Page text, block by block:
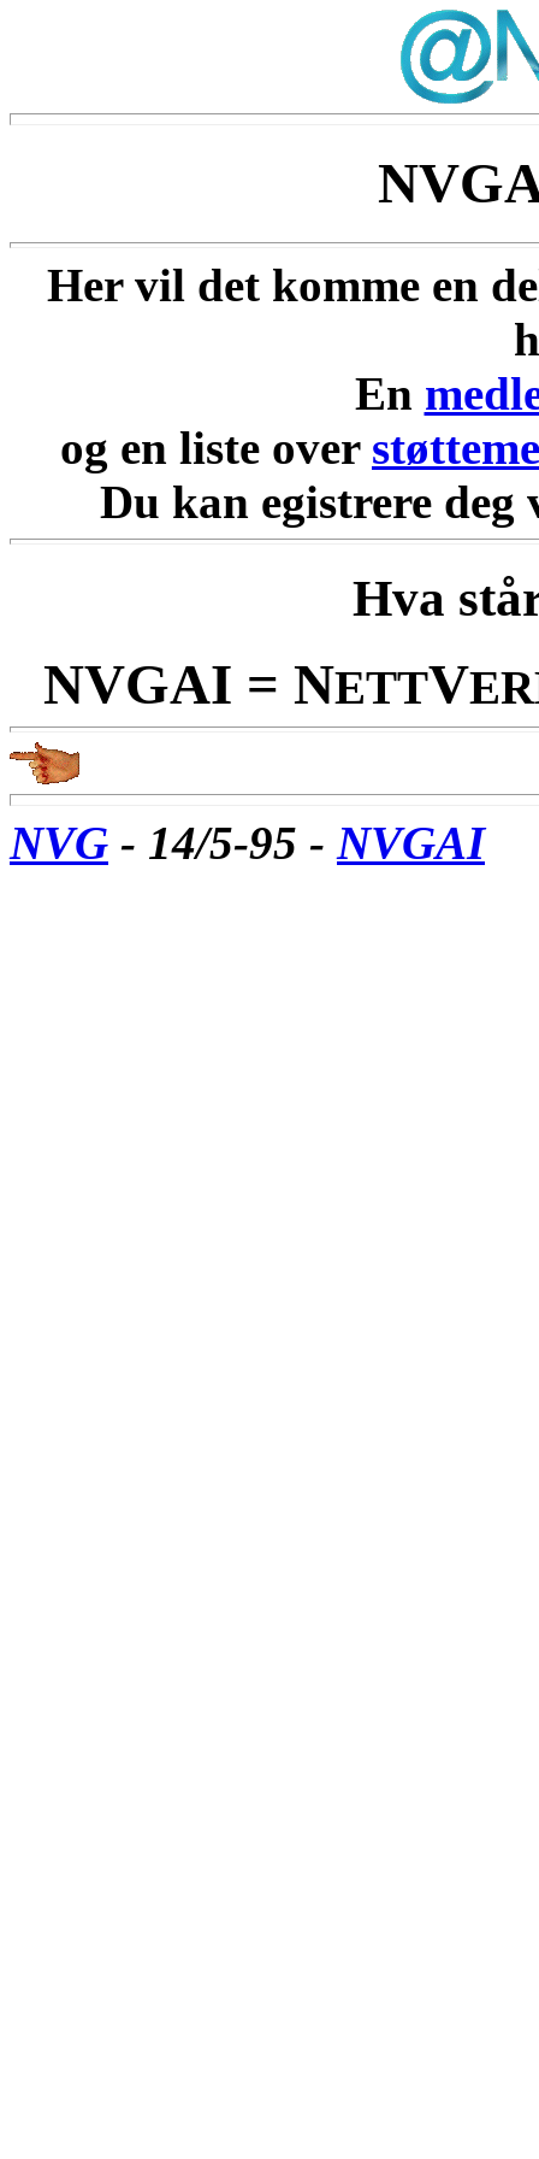
Her vil det komme en
En
og en liste over
Du kan egistrere
Hva
NVGAI = NETTV
NVG - 14/5-95 - NVGAI